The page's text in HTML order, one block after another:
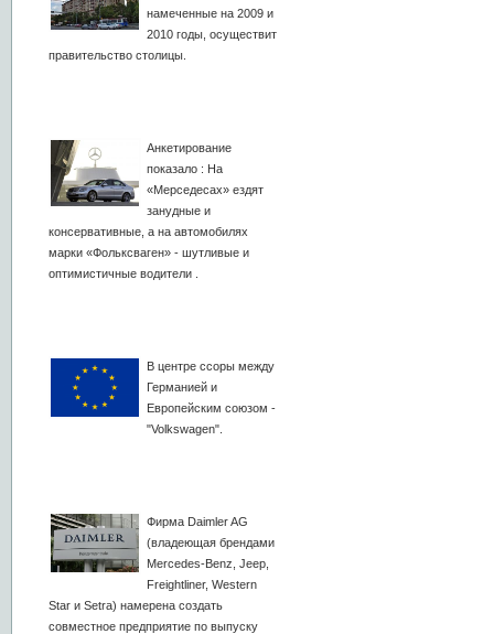
намеченные на 2009 и
2010 годы, осуществит
правительство столицы.
Анкетирование
показало : На
«Мерседесах» ездят
занудные и
консервативные, а на автомобилях
марки «Фольксваген» - шутливые и
оптимистичные водители .
В центре ссоры между
Германией и
Европейским союзом -
"Volkswagen".
Фирма Daimler AG
(владеющая брендами
Mercedes-Benz, Jeep,
Freightliner, Western
Star и Setra) намерена создать
совместное предприятие по выпуску